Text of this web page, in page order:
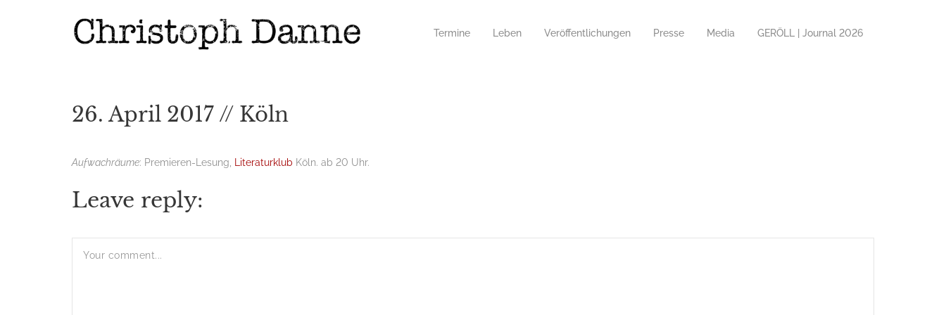
Termine Leben Veröffentlichungen Presse Media GERÖLL | Journal 2026
26. April 2017 // Köln
Aufwachräume: Premieren-Lesung, Literaturklub Köln. ab 20 Uhr.
Leave reply: